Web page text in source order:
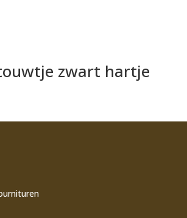
zwart hartje